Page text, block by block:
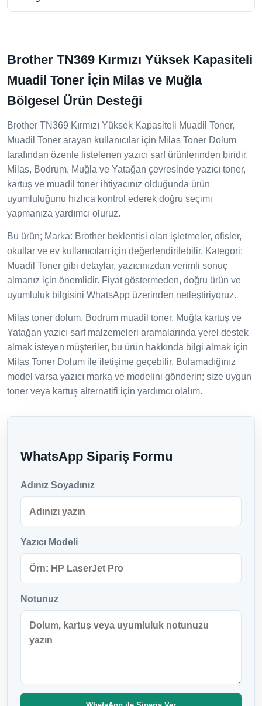
Brother TN369 Kırmızı Yüksek Kapasiteli
Muadil Toner İçin Milas ve Muğla
Bölgesel Ürün Desteği
Brother TN369 Kırmızı Yüksek Kapasiteli Muadil Toner,
Muadil Toner arayan kullanıcılar için Milas Toner Dolum
tarafından özenle listelenen yazıcı sarf ürünlerinden biridir.
Milas, Bodrum, Muğla ve Yatağan çevresinde yazıcı toner,
kartuş ve muadil toner ihtiyacınız olduğunda ürün
uyumluluğunu hızlıca kontrol ederek doğru seçimi
yapmanıza yardımcı oluruz.
Bu ürün; Marka: Brother beklentisi olan işletmeler, ofisler,
okullar ve ev kullanıcıları için değerlendirilebilir. Kategori:
Muadil Toner gibi detaylar, yazıcınızdan verimli sonuç
almanız için önemlidir. Fiyat göstermeden, doğru ürün ve
uyumluluk bilgisini WhatsApp üzerinden netleştiriyoruz.
Milas toner dolum, Bodrum muadil toner, Muğla kartuş ve
Yatağan yazıcı sarf malzemeleri aramalarında yerel destek
almak isteyen müşteriler, bu ürün hakkında bilgi almak için
Milas Toner Dolum ile iletişime geçebilir. Bulamadığınız
model varsa yazıcı marka ve modelini gönderin; size uygun
toner veya kartuş alternatifi için yardımcı olalım.
WhatsApp Sipariş Formu
Adınız Soyadınız
Yazıcı Modeli
Notunuz